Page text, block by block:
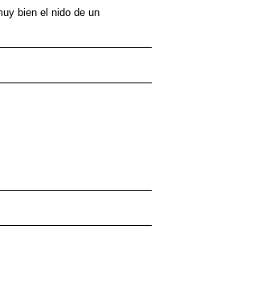
bien el nido de un